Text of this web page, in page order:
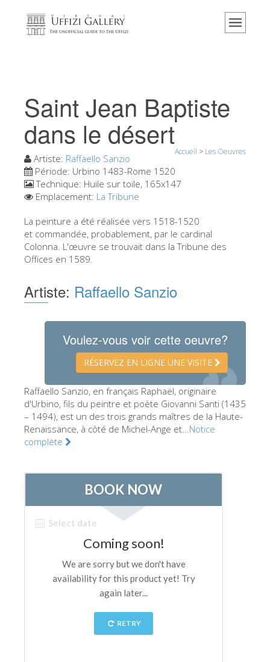
Accueil
Événements et expositions
L' avis des visiteurs
Explorer la Galerie
Réserver
Visite virtuelle
Les Oeuvres
Le Musée national du Bargello
Galerie de l'Académie
La Galerie Palatine
Les Chapelles Médicis
Le Musée de San Marco
Le Jardin de Boboli
La tour d'Arnolfo
Le Corridor de Vasari
Le Palazzo Vecchio
la Basilique de Santa Croce
Saint Jean Baptiste
dans le désert
Accueil > Les Oeuvres
Artiste: Raffaello Sanzio
Période: Urbino 1483-Rome 1520
Technique: Huile sur toile, 165x147
Emplacement: La Tribune
La peinture a été réalisée vers 1518-1520
et commandée, probablement, par le cardinal
Colonna. L'œuvre se trouvait dans la Tribune des
Offices en 1589.
Artiste: Raffaello Sanzio
Voulez-vous voir cette oeuvre?
RÉSERVEZ EN LIGNE UNE VISITE
Raffaello Sanzio, en français Raphaël, originaire
d'Urbino, fils du peintre et poète Giovanni Santi (1435
– 1494), est un des trois grands maîtres de la Haute-
Renaissance, à côté de Michel-Ange et...Notice
complète